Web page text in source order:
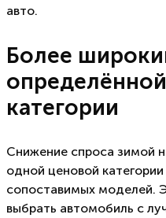
авто.
Более
категории
Снижение спроса зимой
одной ценовой
сопоставимых моделей.
выбрать автомобиль с